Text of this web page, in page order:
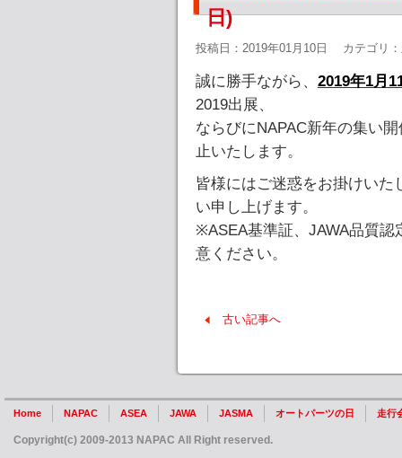
日)
投稿日：2019年01月10日 カテゴリ：
誠に勝手ながら、 2019年1月
2019出展、
ならびにNAPAC新年の集い
止いたします。
皆様にはご迷惑をお掛けいた
い申し上げます。
※ASEA基準証、JAWA品質
意ください。
古い記事へ
Home NAPAC ASEA JAWA JASMA オートパーツの日 走行
Copyright(c) 2009-2013 NAPAC All Right reserved.